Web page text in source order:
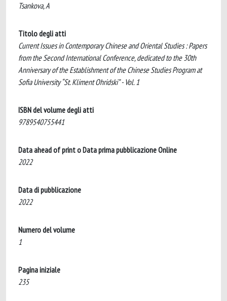
Tsankova, A
Titolo degli atti
Current Issues in Contemporary Chinese and Oriental Studies : Papers
from the Second International Conference, dedicated to the 30th
Anniversary of the Establishment of the Chinese Studies Program at
Sofia University “St. Kliment Ohridski” - Vol. 1
ISBN del volume degli atti
9789540755441
Data ahead of print o Data prima pubblicazione Online
2022
Data di pubblicazione
2022
Numero del volume
1
Pagina iniziale
235